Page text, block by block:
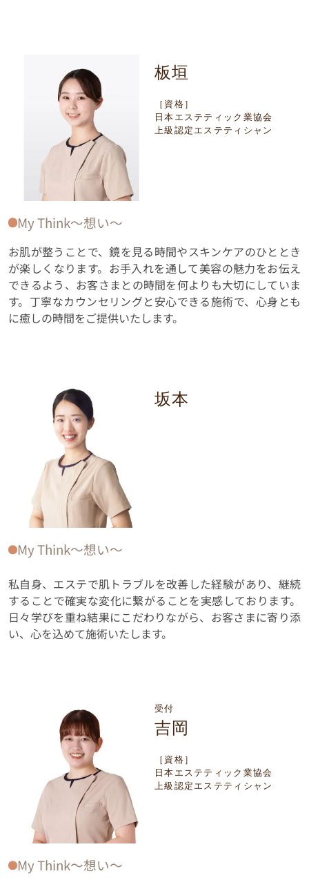
板垣
［資格］
日本エステティック業協会
上級認定エステティシャン
My Think〜想い〜
お肌が整うことで、鏡を見る時間やスキンケアのひととき
が楽しくなります。お手入れを通して美容の魅力をお伝え
できるよう、お客さまとの時間を何よりも大切にしていま
す。丁寧なカウンセリングと安心できる施術で、心身とも
に癒しの時間をご提供いたします。
坂本
My Think〜想い〜
私自身、エステで肌トラブルを改善した経験があり、継続
することで確実な変化に繋がることを実感しております。
日々学びを重ね結果にこだわりながら、お客さまに寄り添
い、心を込めて施術いたします。
受付
吉岡
［資格］
日本エステティック業協会
上級認定エステティシャン
My Think〜想い〜